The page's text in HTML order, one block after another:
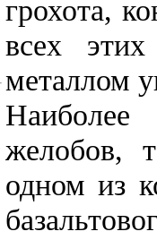
грохота,
всех
металлом
Наиболее
желобов,
одном из